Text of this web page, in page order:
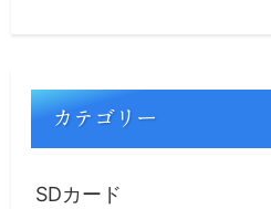
カテゴリー
SDカード